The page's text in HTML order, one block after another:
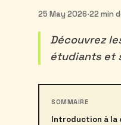
25 May 2026·22 min
Découvrez
étudiants et
SOMMAIRE
Introduction à la